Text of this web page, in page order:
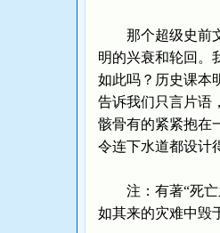
那个超级史前文
明的兴衰和轮回。
如此吗？历史课本
告诉我们只言片语
骸骨有的紧紧抱在
令连下水道都设计
注：有著“死亡
如其来的灾难中毁